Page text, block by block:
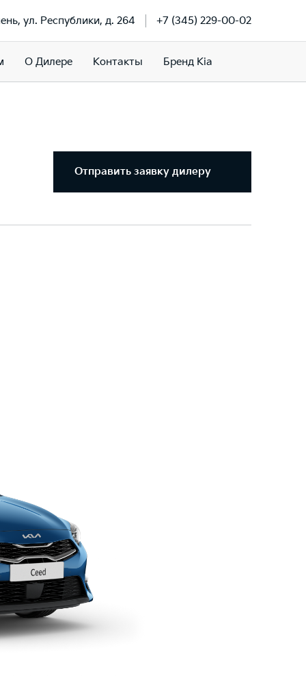
ул. Республики, д. 264 +7 (345) 229-00-02
О Дилере Контакты Бренд Kia
Отправить заявку дилеру